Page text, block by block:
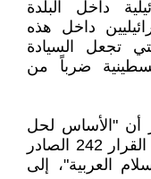
داخل البلدة
داخل هذه
تجعل السيادة
ضرباً من
أن "الأساس لحل
قضية اللاجئين" إنما يستند، فضلاً عن القرار 242 الصادر
العربية"، إلى